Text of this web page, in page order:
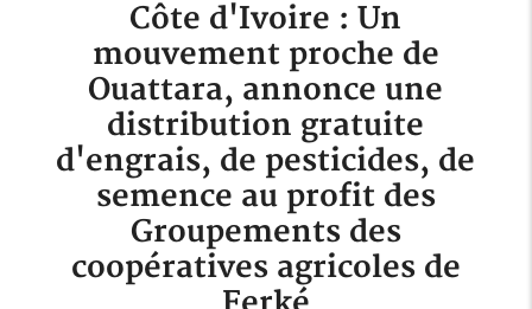
Côte d'Ivoire : Un
mouvement proche de
Ouattara, annonce une
distribution gratuite
d'engrais, de pesticides, de
semence au profit des
Groupements des
coopératives agricoles de